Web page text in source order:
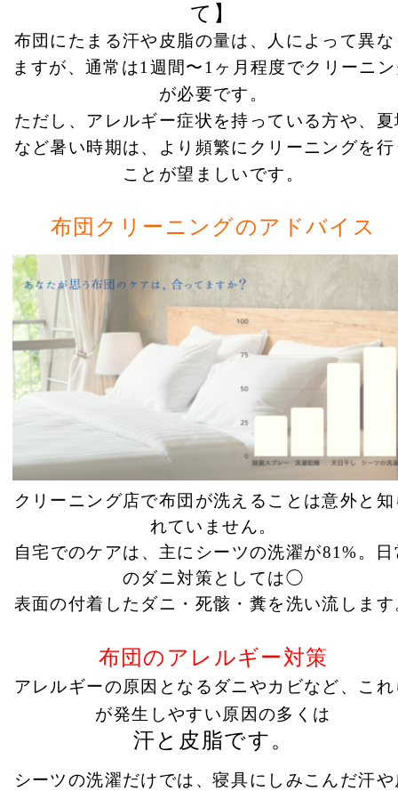
て】
布団にたまる汗や皮脂の量は、人によって異な
ますが、通常は1週間〜1ヶ月程度でクリーニ
が必要です。
ただし、アレルギー症状を持っている方や、夏
など暑い時期は、より頻繁にクリーニングを行
ことが望ましいです。
布団クリーニングのアドバイス
クリーニング店で布団が洗えることは意外と知
れていません。
自宅でのケアは、主にシーツの洗濯が81%。日
のダニ対策としては◯
表面の付着したダニ・死骸・糞を洗い流します
布団のアレルギー対策
アレルギーの原因となるダニやカビなど、これ
が発生しやすい原因の多くは
汗と皮脂です。
シーツの洗濯だけでは、寝具にしみこんだ汗や